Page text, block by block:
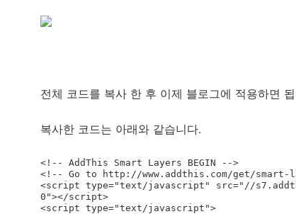
전체 코드를 복사 한 후 이제 블로그에 적용하면
복사한 코드는 아래와 같습니다.
<!-- AddThis Smart Layers BEGIN -->
<!-- Go to http://www.addthis.com/get/smart-
<script type="text/javascript" src="//
0"></script>
<script type="text/javascript">